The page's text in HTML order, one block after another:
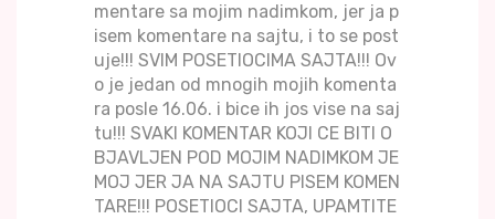
mentare sa mojim nadimkom, jer ja p
isem komentare na sajtu, i to se post
uje!!! SVIM POSETIOCIMA SAJTA!!! Ov
o je jedan od mnogih mojih komenta
ra posle 16.06. i bice ih jos vise na saj
tu!!! SVAKI KOMENTAR KOJI CE BITI O
BJAVLJEN POD MOJIM NADIMKOM JE
MOJ JER JA NA SAJTU PISEM KOMEN
TARE!!! POSETIOCI SAJTA, UPAMTITE